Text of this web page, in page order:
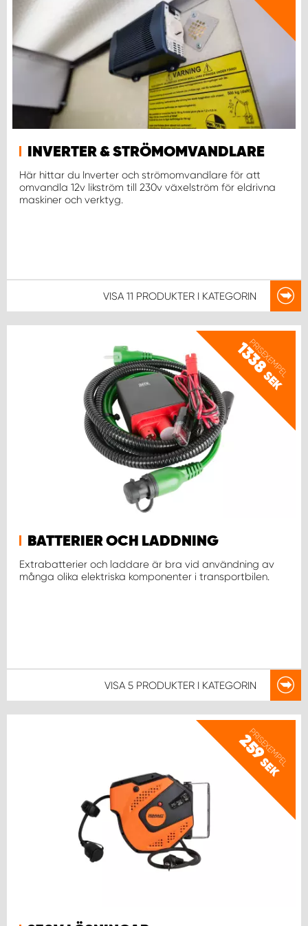
INVERTER & STRÖMOMVANDLARE
Här hittar du Inverter och strömomvandlare för att
omvandla 12v likström till 230v växelström för eldrivna
maskiner och verktyg.
VISA 11 PRODUKTER I KATEGORIN
PRISEXEMPEL
1338
SEK
BATTERIER OCH LADDNING
Extrabatterier och laddare är bra vid användning av
många olika elektriska komponenter i transportbilen.
VISA 5 PRODUKTER I KATEGORIN
PRISEXEMPEL
259
SEK
WORK SYSTEM SKELLEFTEÅ
WORK SYSTEM SKÖVDE
WORK SYSTEM STAFFANSTORP
WORK SYSTEM STOCKHOLM NORR
WORK SYSTEM STOCKHOLM SYD
WORK SYSTEM VARBERG
WORK SYSTEM VÄRNAMO
WORK SYSTEM VÄSTERÅS
WORK SYSTEM ÖSTERSUND